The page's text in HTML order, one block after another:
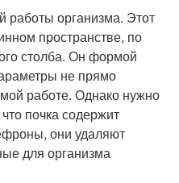
работы организма. Этот
пространстве, по
столба. Он формой
не прямо
работе. Однако нужно
почка содержит
они удаляют
для организма